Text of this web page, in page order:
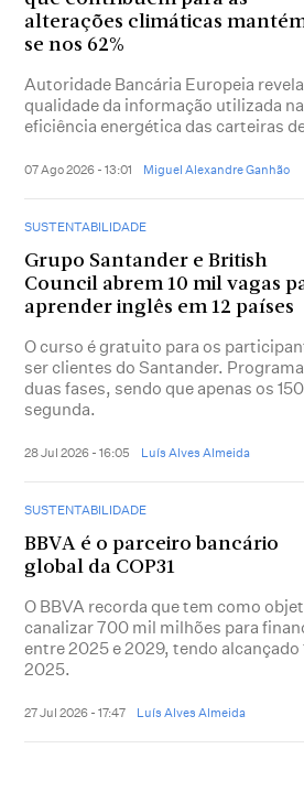
alterações climáticas
se nos 62%
Autoridade Bancária Europeia
qualidade da informação utilizada
eficiência energética das carteiras
07 Ago 2026 - 13:01 Miguel Alexandre Ganhão
SUSTENTABILIDADE
Grupo Santander e British
Council abrem 10 mil vagas
aprender inglês em 12 países
O curso é gratuito para os
ser clientes do Santander.
duas fases, sendo que apenas os
segunda.
28 Jul 2026 - 16:05 Luís Alves Almeida
SUSTENTABILIDADE
BBVA é o parceiro bancário
global da COP31
O BBVA recorda que tem como
canalizar 700 mil milhões para
entre 2025 e 2029, tendo
2025.
27 Jul 2026 - 17:47 Luís Alves Almeida